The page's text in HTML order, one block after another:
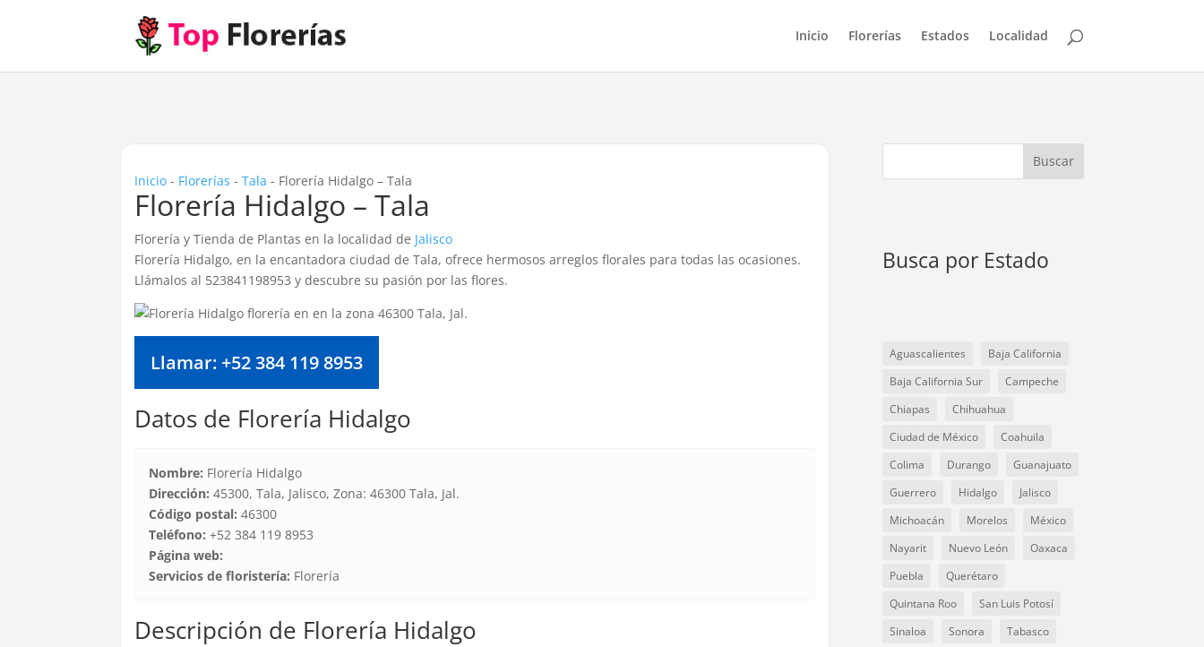
Inicio Florerías Estados Localidad
Inicio - Florerías -Tala - Florería Hidalgo – Tala
Florería Hidalgo – Tala
Florería y Tienda de Plantas en la localidad de Jalisco
Florería Hidalgo, en la encantadora ciudad de Tala, ofrece hermosos arreglos florales para todas las ocasiones.
Llámalos al 523841198953 y descubre su pasión por las flores.
Llamar: +52 384 119 8953
Datos de Florería Hidalgo
Nombre: Florería Hidalgo
Dirección: 45300, Tala, Jalisco, Zona: 46300 Tala, Jal.
Código postal: 46300
Teléfono: +52 384 119 8953
Página web:
Servicios de floristería: Florería
Descripción de Florería Hidalgo
Buscar
Busca por Estado
Aguascalientes
Baja California
Baja California Sur
Campeche
Chiapas
Chihuahua
Ciudad de México
Coahuila
Colima
Durango
Guanajuato
Guerrero
Hidalgo
Jalisco
Michoacán
Morelos
México
Nayarit
Nuevo León
Oaxaca
Puebla
Querétaro
Quintana Roo
San Luis Potosí
Sinaloa
Sonora
Tabasco